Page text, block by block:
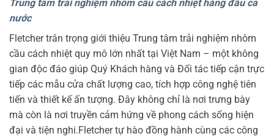
Trung tâm trải nghiệm nhôm cầu cách nhiệt hàng đầu cả
nước
Fletcher trân trọng giới thiệu Trung tâm trải nghiệm nhôm
cầu cách nhiệt quy mô lớn nhất tại Việt Nam – một không
gian độc đáo giúp Quý Khách hàng và Đối tác tiếp cận trực
tiếp các mẫu cửa chất lượng cao, tích hợp công nghệ tiên
tiến và thiết kế ấn tượng. Đây không chỉ là nơi trưng bày
mà còn là nơi truyền cảm hứng về phong cách sống hiện
đại và tiện nghi.Fletcher tự hào đồng hành cùng các công